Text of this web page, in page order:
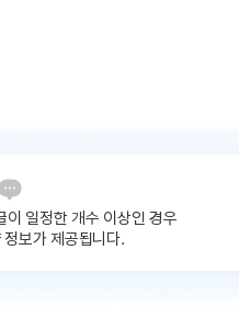
일정한 개수 이상인 경우
보가 제공됩니다.